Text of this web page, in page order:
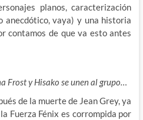
planos, caracterización
anecdótico, vaya) y una historia
contamos de que va esto antes
Frost y Hisako se unen al grupo…
de la muerte de Jean Grey, ya
Fuerza Fénix es corrompida por